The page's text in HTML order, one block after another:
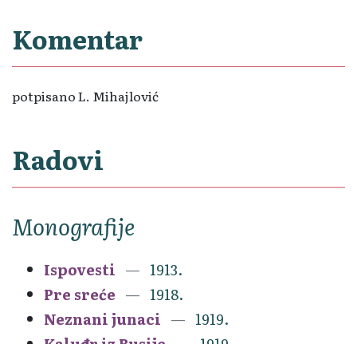
Komentar
potpisano L. Mihajlović
Radovi
Monografije
Ispovesti
1913.
Pre sreće
1918.
Neznani junaci
1919.